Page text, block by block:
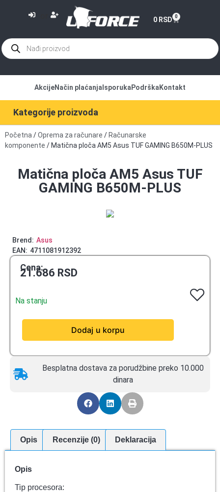
0 RSD 0
Kategorije proizvoda
AkcijeNačin plaćanja Isporuka Podrška Kontakt
Početna /Oprema za računare / Računarske
komponente / Matična ploča AM5 Asus TUF GAMING B650M-PLUS
Matična ploča AM5 Asus TUF
GAMING B650M-PLUS
Brend: Asus
EAN: 4711081912392
Cena:
21.686 RSD
Na stanju
Dodaj u korpu
Besplatna dostava za porudžbine preko 10.000
dinara
Opis Recenzije (0) Deklaracija
Opis
Tip procesora: